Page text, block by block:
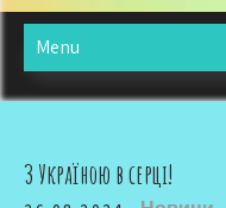
Menu
З Україною в серці!